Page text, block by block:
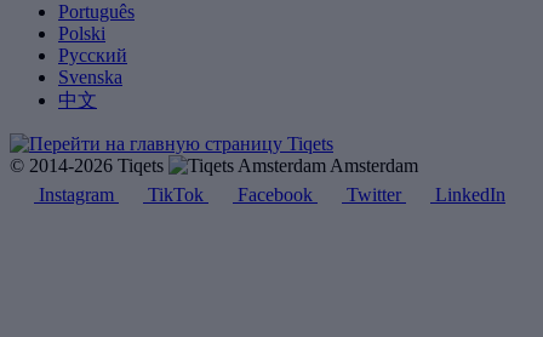
Português
Polski
Русский
Svenska
中文
© 2014-2026 Tiqets
Amsterdam
Instagram
TikTok Facebook Twitter LinkedIn